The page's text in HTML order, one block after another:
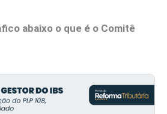
abaixo o que é o Comitê